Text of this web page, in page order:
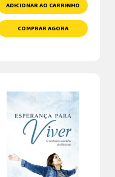
ADICIONAR AO CARRINHO
COMPRAR AGORA